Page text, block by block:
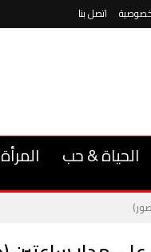
اتصل بنا
الحياة & حب المرأة